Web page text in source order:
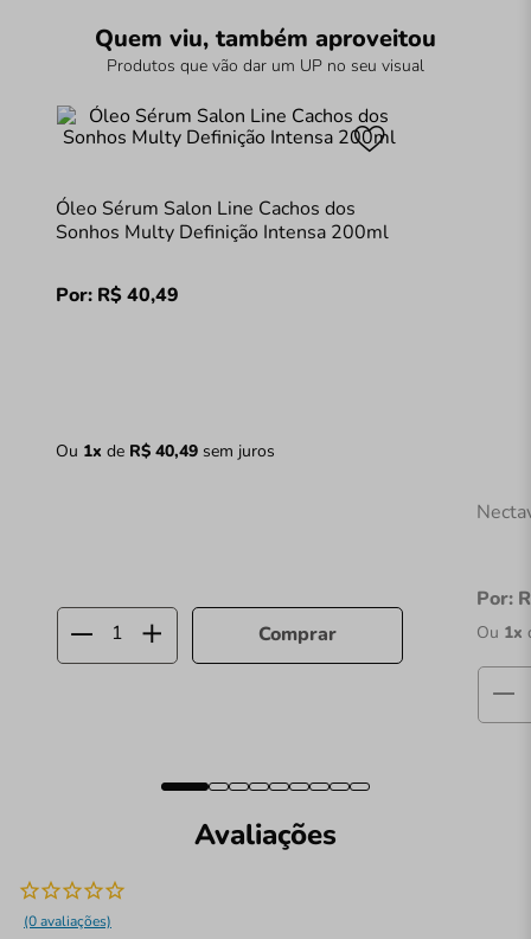
Quem viu, também aproveitou
Produtos que vão dar um UP no seu visual
Óleo Sérum Salon Line Cachos dos
Sonhos Multy Definição Intensa 200ml
Por: R$40,49
Ou 1x de R$ 40,49sem juros
Comprar
Por:
Ou 1x
Avaliações
(0 avaliações)